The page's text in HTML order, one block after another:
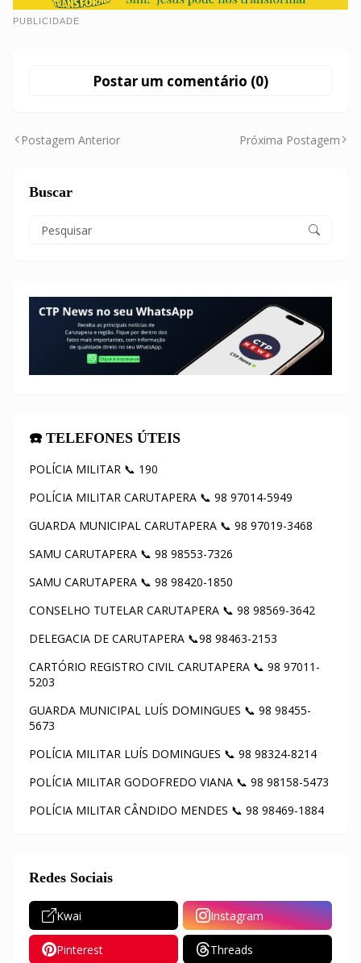
PUBLICIDADE
Postar um comentário (0)
Postagem Anterior Próxima Postagem
Buscar
☎️ TELEFONES ÚTEIS
POLÍCIA MILITAR 📞 190
POLÍCIA MILITAR CARUTAPERA 📞 98 97014-5949
GUARDA MUNICIPAL CARUTAPERA 📞 98 97019-3468
SAMU CARUTAPERA 📞 98 98553-7326
SAMU CARUTAPERA 📞 98 98420-1850
CONSELHO TUTELAR CARUTAPERA 📞 98 98569-3642
DELEGACIA DE CARUTAPERA 📞98 98463-2153
CARTÓRIO REGISTRO CIVIL CARUTAPERA 📞 98 97011-
5203
GUARDA MUNICIPAL LUÍS DOMINGUES 📞 98 98455-
5673
POLÍCIA MILITAR LUÍS DOMINGUES 📞 98 98324-8214
POLÍCIA MILITAR GODOFREDO VIANA 📞 98 98158-5473
POLÍCIA MILITAR CÂNDIDO MENDES 📞 98 98469-1884
Redes Sociais
Kwai Instagram
Pinterest Threads